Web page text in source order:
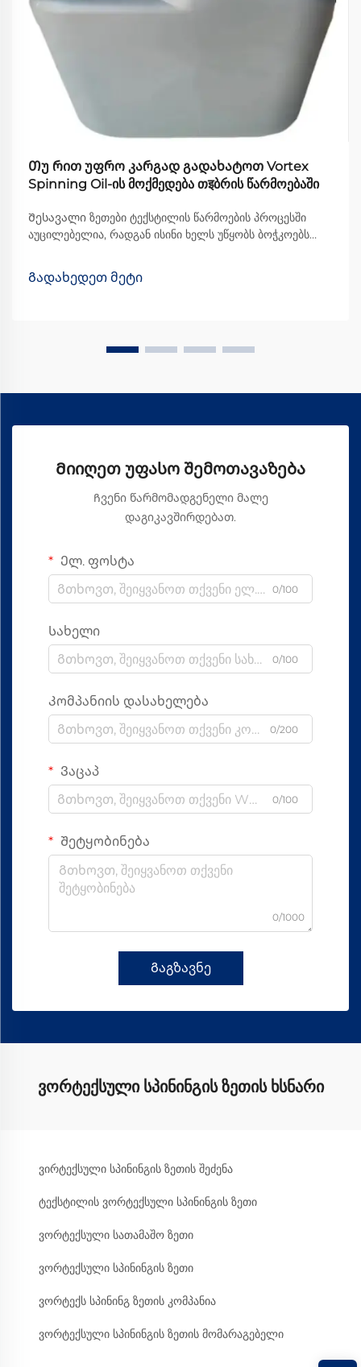
Თუ რით უფრო კარგად გადახატოთ Vortex
Spinning Oil-ის მოქმედება თइბრის წარმოებაში
Შესავალი ზეთები ტექსტილის წარმოების პროცესში
აუცილებელია, რადგან ისინი ხელს უწყობს ბოჭკოებს
საბოლოოდ უმჯობეს ხარისხის ქსოვილის წარმოებაში.
ყველა სხვადასხვა სახის ზეთს შორის, Vortex Spinning
Გადახედეთ მეტი
Მიიღეთ უფასო შემოთავაზება
Ჩვენი წარმომადგენელი მალე
დაგიკავშირდებათ.
Ელ. ფოსტა
0/100
Სახელი
0/100
Კომპანიის დასახელება
0/200
Ვაცაპ
0/100
Შეტყობინება
0/1000
Გაგზავნე
ვორტექსული სპინინგის ზეთის ხსნარი
ვირტექსული სპინინგის ზეთის შეძენა
ტექსტილის ვორტექსული სპინინგის ზეთი
ვორტექსული სათამაშო ზეთი
ვორტექსული სპინინგის ზეთი
ვორტექს სპინინგ ზეთის კომპანია
ვორტექსული სპინინგის ზეთის მომარაგებელი